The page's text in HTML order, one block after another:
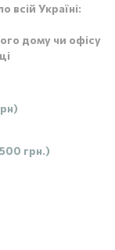
всій Україні:
дому чи офісу
грн.)